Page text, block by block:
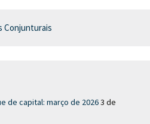
Conjunturais
de capital: março de 20263 de